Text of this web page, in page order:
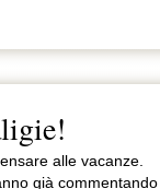
alle vacanze.
già commentando